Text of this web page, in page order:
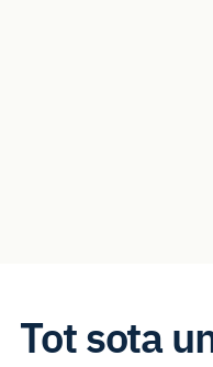
Tot sota